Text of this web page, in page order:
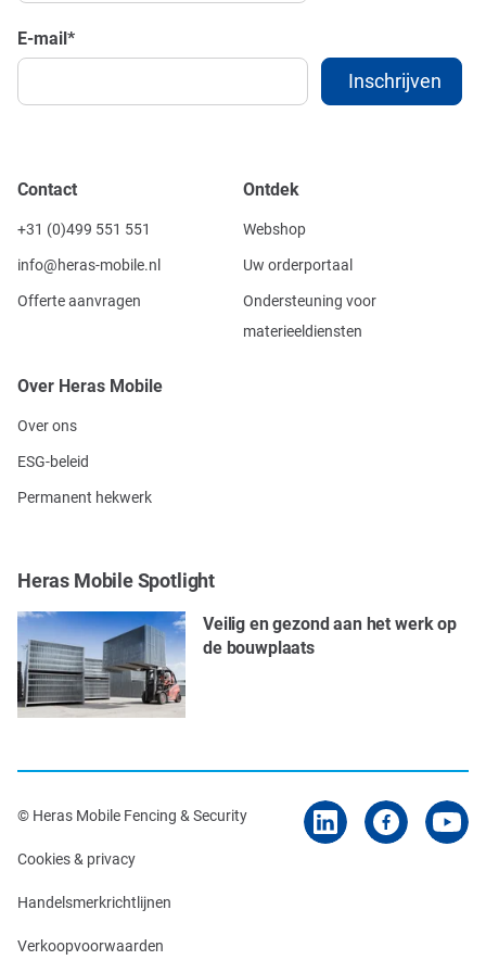
E-mail*
Contact
+31 (0)499 551 551
info@heras-mobile.nl
Offerte aanvragen
Ontdek
Webshop
Uw orderportaal
Ondersteuning voor
materieeldiensten
Over Heras Mobile
Over ons
ESG-beleid
Permanent hekwerk
Heras Mobile Spotlight
Veilig en gezond aan het werk op
de bouwplaats
© Heras Mobile Fencing & Security
Cookies & privacy
Handelsmerkrichtlijnen
Verkoopvoorwaarden